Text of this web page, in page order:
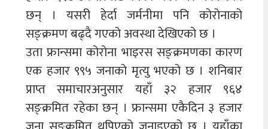
छन् । यसरी हेर्दा जर्मनीमा पनि कोरोनाको
सङ्क्रमण बढ्दै गएको अवस्था देखिएको छ ।
उता फ्रान्समा कोरोना भाइरस सङ्क्रमणका कारण
एक हजार ९९५ जनाको मृत्यु भएको छ । शनिबार
प्राप्त समाचारअनुसार यहाँ ३२ हजार ९६४
सङ्क्रमित रहेका छन् । फ्रान्समा एकैदिन ३ हजार